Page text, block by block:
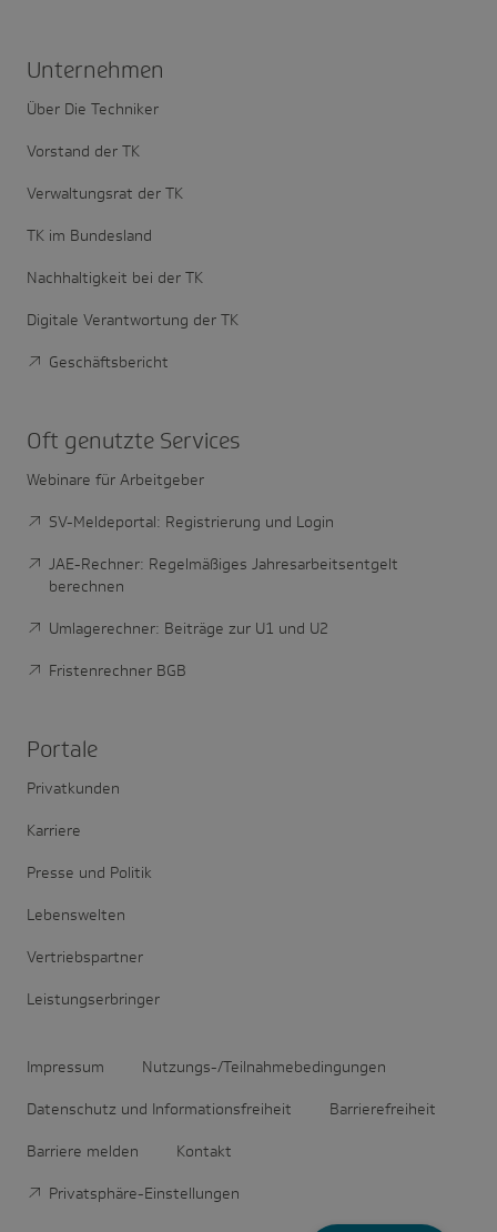
Unter­nehmen
Über Die Techniker
Vorstand der TK
Verwaltungsrat der TK
TK im Bundesland
Nachhaltigkeit bei der TK
Digitale Verantwortung der TK
Geschäftsbericht
Oft genutzte Services
Webinare für Arbeitgeber
SV-Meldeportal: Registrierung und Login
JAE-Rechner: Regelmäßiges Jahresarbeitsentgelt
berechnen
Umlagerechner: Beiträge zur U1 und U2
Fristenrechner BGB
Portale
Privatkunden
Karriere
Presse und Politik
Lebenswelten
Vertriebspartner
Leistungserbringer
Impressum Nutzungs-/Teilnahmebedingungen
Datenschutz und Informationsfreiheit Barrierefreiheit
Barriere melden Kontakt
Privatsphäre-Einstellungen